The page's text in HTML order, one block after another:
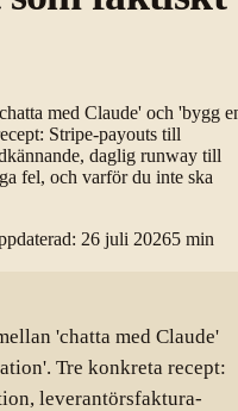
med Claude' och 'bygg
Stripe-payouts till
daglig runway till
fel, och varför du inte ska
: 26 juli 20265 min
'chatta med Claude'
Tre konkreta recept:
leverantörsfaktura-